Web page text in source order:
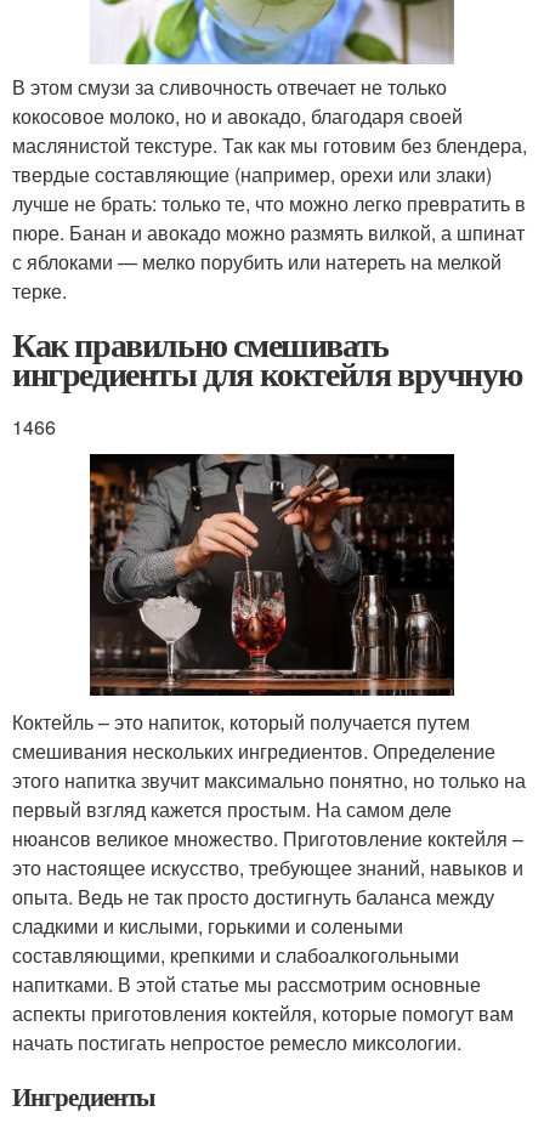
В этом смузи за сливочность отвечает не только
кокосовое молоко, но и авокадо, благодаря своей
маслянистой текстуре. Так как мы готовим без блендера,
твердые составляющие (например, орехи или злаки)
лучше не брать: только те, что можно легко превратить в
пюре. Банан и авокадо можно размять вилкой, а шпинат
с яблоками — мелко порубить или натереть на мелкой
терке.
Как правильно смешивать
ингредиенты для коктейля вручную
1466
Коктейль – это напиток, который получается путем
смешивания нескольких ингредиентов. Определение
этого напитка звучит максимально понятно, но только на
первый взгляд кажется простым. На самом деле
нюансов великое множество. Приготовление коктейля –
это настоящее искусство, требующее знаний, навыков и
опыта. Ведь не так просто достигнуть баланса между
сладкими и кислыми, горькими и солеными
составляющими, крепкими и слабоалкогольными
напитками. В этой статье мы рассмотрим основные
аспекты приготовления коктейля, которые помогут вам
начать постигать непростое ремесло миксологии.
Ингредиенты